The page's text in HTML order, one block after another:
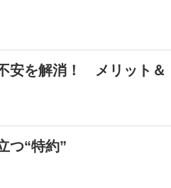
安を解消！ メリット＆
つ“特約”